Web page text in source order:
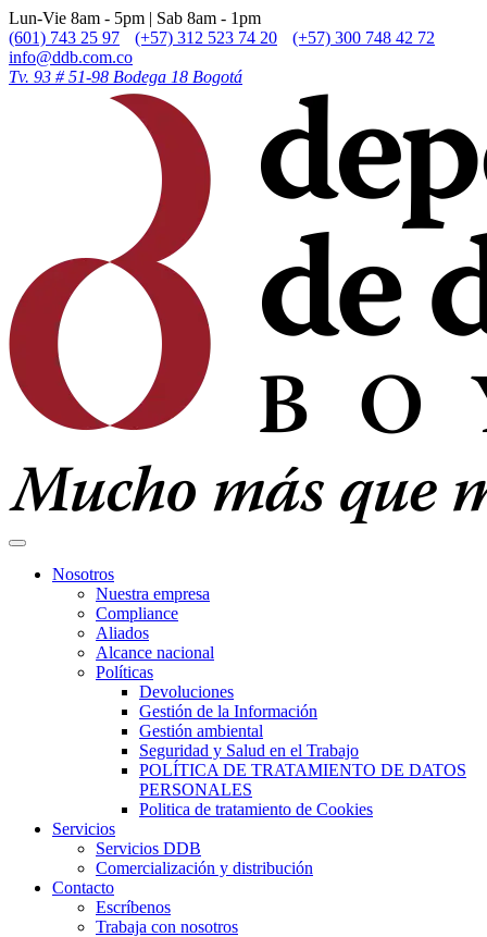
Lun-Vie 8am - 5pm | Sab 8am - 1pm
(601) 743 25 97
(+57) 312 523 74 20
(+57) 300 748 42 72
info@ddb.com.co
Tv. 93 # 51-98 Bodega 18 Bogotá
Nosotros
Nuestra empresa
Compliance
Aliados
Alcance nacional
Políticas
Devoluciones
Gestión de la Información
Gestión ambiental
Seguridad y Salud en el Trabajo
POLÍTICA DE TRATAMIENTO DE DATOS
PERSONALES
Politica de tratamiento de Cookies
Servicios
Servicios DDB
Comercialización y distribución
Contacto
Escríbenos
Trabaja con nosotros